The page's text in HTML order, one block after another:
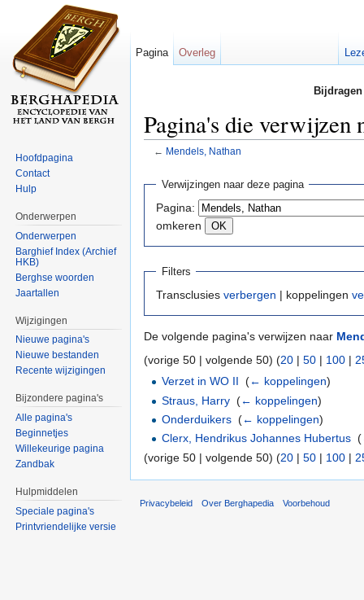
Pagina's die verwijzen
← Mendels, Nathan
Verwijzingen naar deze pagina
Pagina:
omkeren
Filters
Transclusies verbergen | koppelingen
De volgende pagina's verwijzen naar
(vorige 50 | volgende 50) (20 | 50 | 100 |
Verzet in WO II ‎(← koppelingen)
Straus, Harry ‎(← koppelingen)
Onderduikers ‎(← koppelingen)
Clerx, Hendrikus Johannes Hubertus ‎(
(vorige 50 | volgende 50) (20 | 50 | 100 |
Pagina Overleg
Hoofdpagina
Contact
Hulp
Onderwerpen
Onderwerpen
Barghief Index (Archief
HKB)
Berghse woorden
Jaartallen
Wijzigingen
Nieuwe pagina's
Nieuwe bestanden
Recente wijzigingen
Bijzondere pagina's
Alle pagina's
Beginnetjes
Willekeurige pagina
Zandbak
Hulpmiddelen
Speciale pagina's
Printvriendelijke versie
Privacybeleid Over Berghapedia Voorbehoud